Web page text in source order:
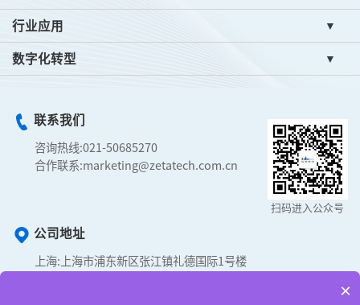
行业应用
数字化转型
联系我们
咨询热线:021-50685270
合作联系:marketing@zetatech.com.cn
扫码进入公众号
公司地址
上海: 上海市浦东新区张江镇礼德国际1号楼
×